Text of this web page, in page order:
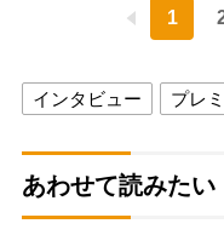
1
インタビュー プレ
あわせて読みたい